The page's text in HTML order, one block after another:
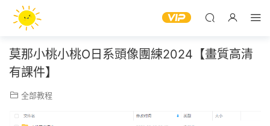
莫那小桃小桃O日系頭像團練2024【畫質高清
有課件】
全部教程